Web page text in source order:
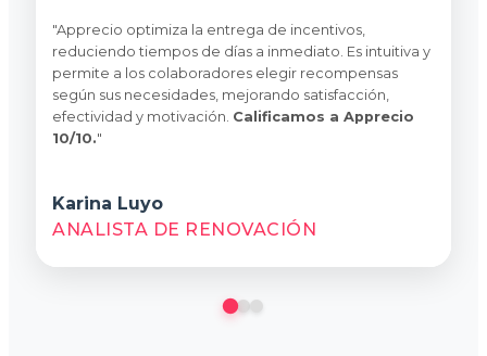
"Apprecio optimiza la entrega de incentivos,
reduciendo tiempos de días a inmediato. Es intuitiva y
permite a los colaboradores elegir recompensas
según sus necesidades, mejorando satisfacción,
efectividad y motivación. Calificamos a Apprecio
10/10."
Karina Luyo
ANALISTA DE RENOVACIÓN